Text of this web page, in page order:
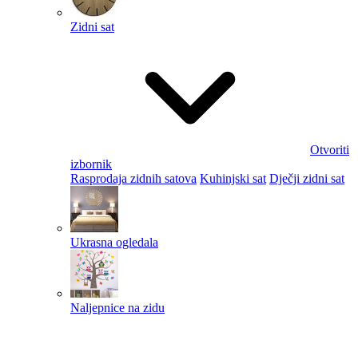
Zidni sat
Otvoriti
izbornik
Rasprodaja zidnih satova Kuhinjski sat Dječji zidni sat
Ukrasna ogledala
Naljepnice na zidu